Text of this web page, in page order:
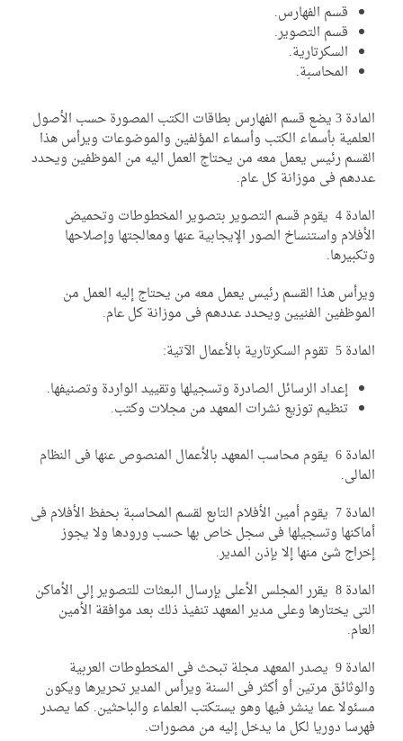
قسم الفهارس.
قسم التصوير.
السكرتارية.
المحاسبة.
المادة 3 يضع قسم الفهارس بطاقات الكتب المصورة حسب الأصول
بأسماء الكتب وأسماء المؤلفين والموضوعات ويرأس هذا
رئيس يعمل معه من يحتاج العمل اليه من الموظفين ويحدد
فى موزانة كل عام.
المادة 4 يقوم قسم التصوير بتصوير المخطوطات وتحميض
واستنساخ الصور الإيجابية عنها ومعالجتها وإصلاحها
هذا القسم رئيس يعمل معه من يحتاج إليه العمل من
الفنيين ويحدد عددهم فى موزانة كل عام.
إعداد الرسائل الصادرة وتسجيلها وتقييد الواردة وتصنيفها.
تنظيم توزيع نشرات المعهد من مجلات وكتب.
المادة 6 يقوم محاسب المعهد بالأعمال المنصوص عنها فى النظام
المادة 7 يقوم أمين الأفلام التابع لقسم المحاسبة بحفظ الأفلام فى
وتسجيلها فى سجل خاص بها حسب ورودها ولا يجوز
شئ منها إلا بإذن المدير.
المادة 8 يقرر المجلس الأعلى بإرسال البعثات للتصوير إلى الأماكن
يختارها وعلى مدير المعهد تنفيذ ذلك بعد موافقة الأمين
المادة 9 يصدر المعهد مجلة تبحث فى المخطوطات العربية
مرتين أو أكثر فى السنة ويرأس المدير تحريرها ويكون
عما ينشر فيها وهو يستكتب العلماء والباحثين. كما يصدر
دوريا لكل ما يدخل إليه من مصورات.